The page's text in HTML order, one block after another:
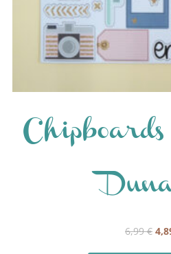
6,99€ El